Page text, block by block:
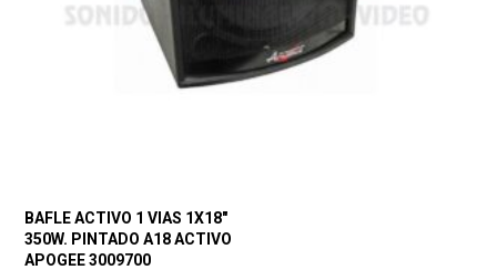
BAFLE ACTIVO 1 VIAS 1X18″
350W. PINTADO A18 ACTIVO
APOGEE 3009700